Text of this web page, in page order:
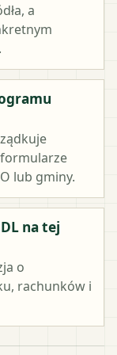
a
formularze
lub gminy.
na tej
o
rachunków i